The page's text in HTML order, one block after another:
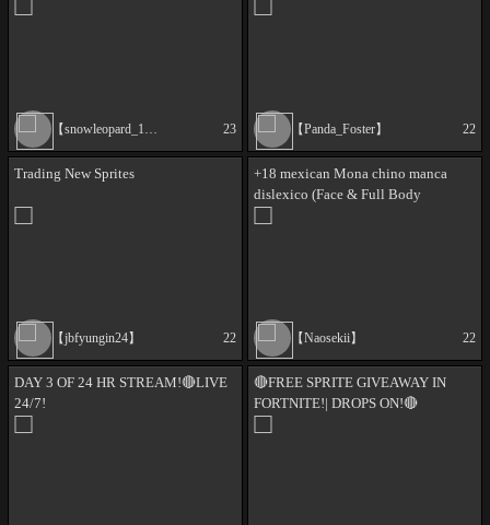
【snowleopard_1527】 23 【Panda_Foster】 22
Trading New Sprites
【jbfyungin24】 22
+18 mexican Mona chino manca
dislexico (Face & Full Body
【Naosekii】 22
DAY 3 OF 24 HR STREAM!🔴LIVE
24/7!
🔴FREE SPRITE GIVEAWAY IN
FORTNITE!| DROPS ON!🔴